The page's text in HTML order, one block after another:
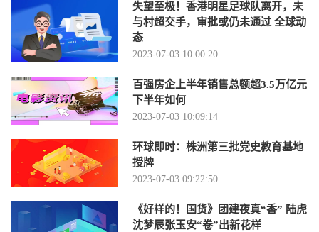
失望至极！香港明星足球队离开，未
与村超交手，审批或仍未通过 全球动
态
2023-07-03 10:00:20
百强房企上半年销售总额超3.5万亿元
下半年如何
2023-07-03 10:09:14
环球即时：株洲第三批党史教育基地
授牌
2023-07-03 09:22:50
《好样的！国货》团建夜真“香” 陆虎
沈梦辰张玉安“卷”出新花样